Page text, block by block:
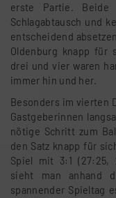
erste Partie. Beide
Schlagabtausch und
entscheidend
Oldenburg knapp für
drei und vier waren
immer hin und her.
Besonders im vierten
Gastgeberinnen
nötige Schritt zum
den Satz knapp für
Spiel mit 3:1 (27:25,
sieht man anhand
spannender Spieltag